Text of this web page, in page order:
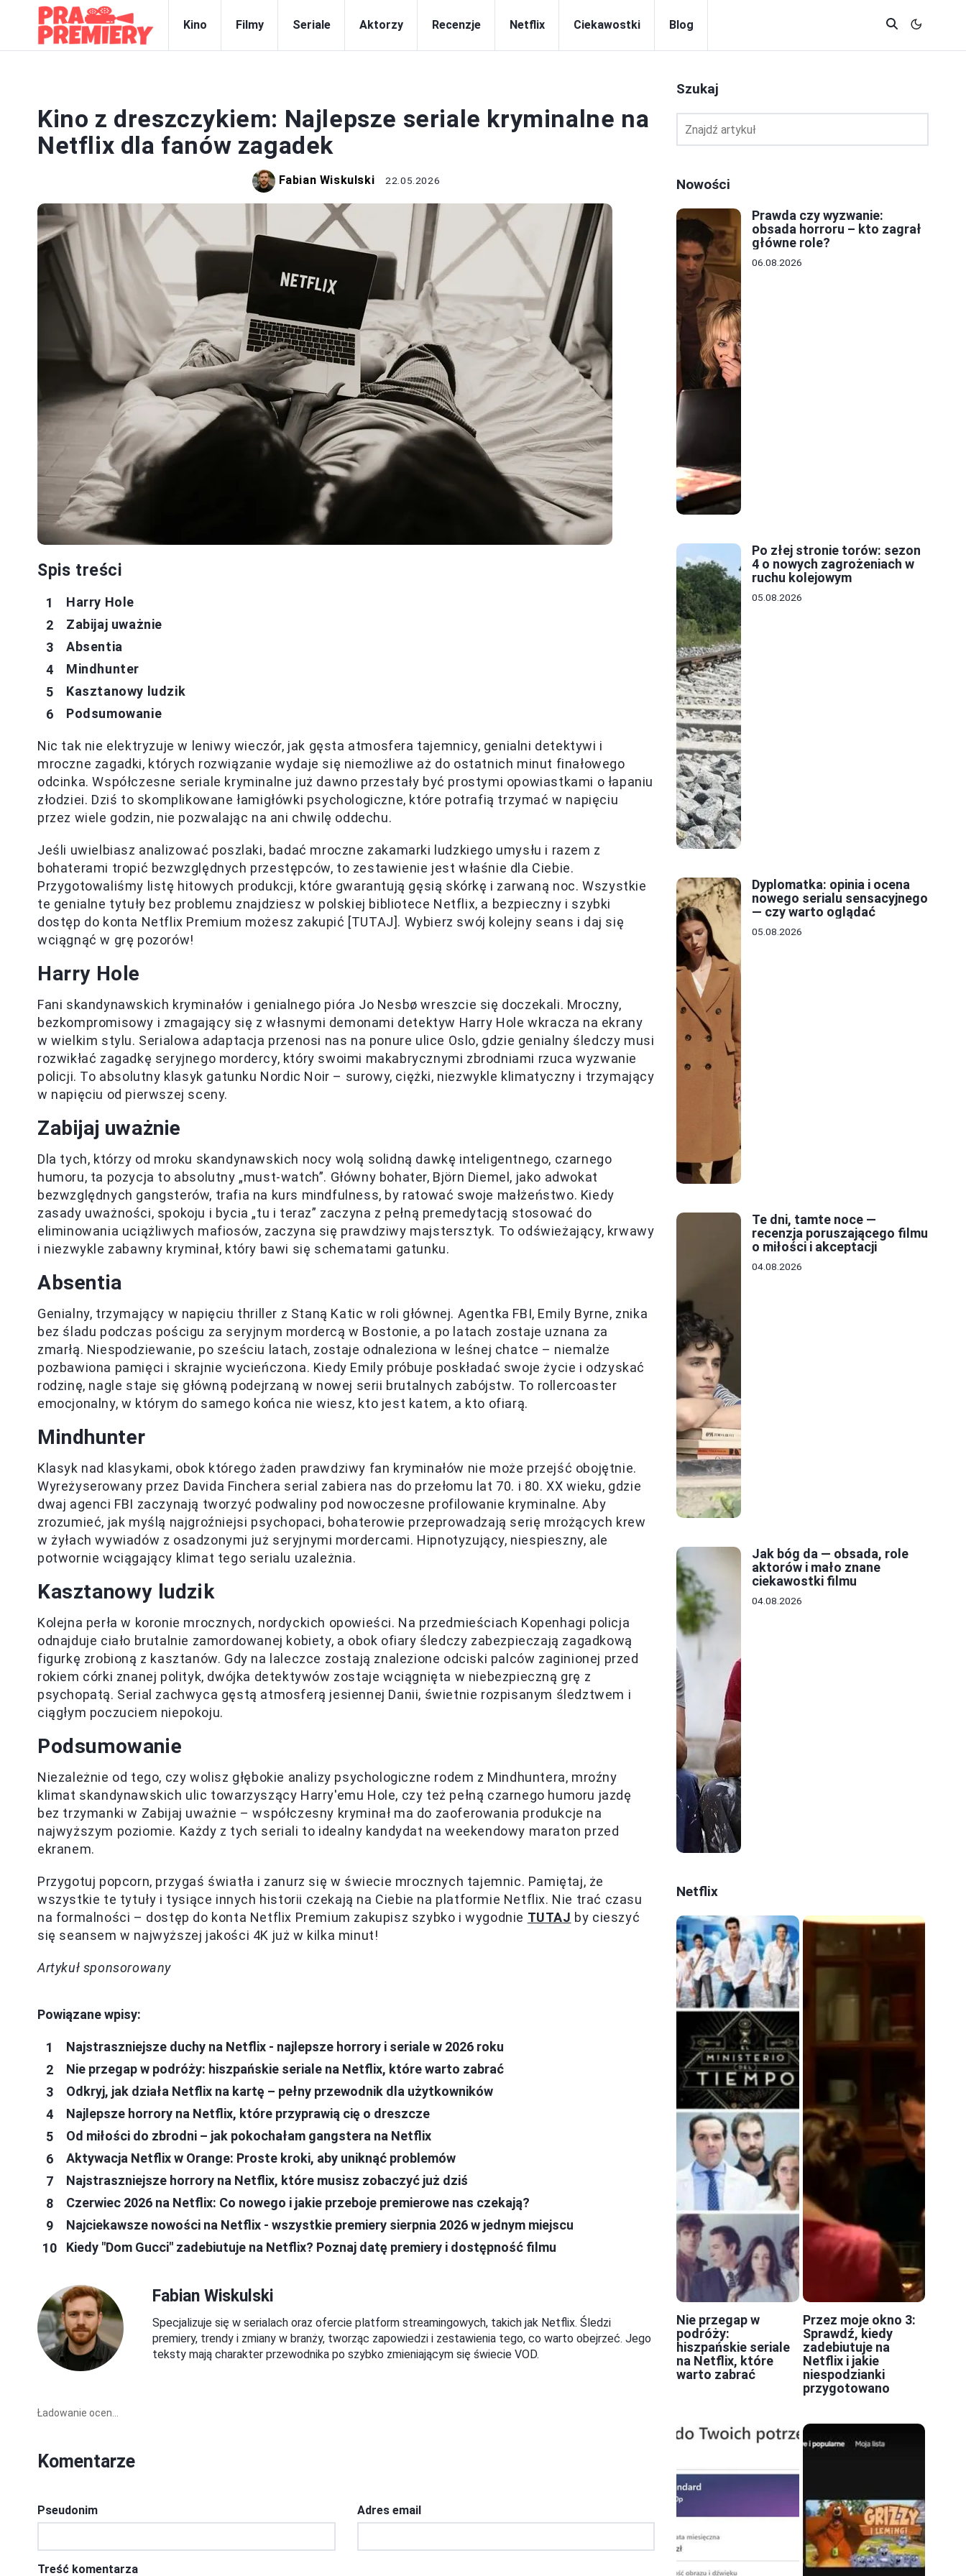
Kino Filmy Seriale Aktorzy Recenzje Netflix Ciekawostki Blog
Kino z dreszczykiem: Najlepsze seriale kryminalne na
Netflix dla fanów zagadek
Fabian Wiskulski 22.05.2026
Spis treści
Harry Hole
Zabijaj uważnie
Absentia
Mindhunter
Kasztanowy ludzik
Podsumowanie
Nic tak nie elektryzuje w leniwy wieczór, jak gęsta atmosfera tajemnicy, genialni detektywi i
mroczne zagadki, których rozwiązanie wydaje się niemożliwe aż do ostatnich minut finałowego
odcinka. Współczesne seriale kryminalne już dawno przestały być prostymi opowiastkami o łapaniu
złodziei. Dziś to skomplikowane łamigłówki psychologiczne, które potrafią trzymać w napięciu
przez wiele godzin, nie pozwalając na ani chwilę oddechu.
Jeśli uwielbiasz analizować poszlaki, badać mroczne zakamarki ludzkiego umysłu i razem z
bohaterami tropić bezwzględnych przestępców, to zestawienie jest właśnie dla Ciebie.
Przygotowaliśmy listę hitowych produkcji, które gwarantują gęsią skórkę i zarwaną noc. Wszystkie
te genialne tytuły bez problemu znajdziesz w polskiej bibliotece Netflix, a bezpieczny i szybki
dostęp do konta Netflix Premium możesz zakupić [TUTAJ]. Wybierz swój kolejny seans i daj się
wciągnąć w grę pozorów!
Harry Hole
Fani skandynawskich kryminałów i genialnego pióra Jo Nesbø wreszcie się doczekali. Mroczny,
bezkompromisowy i zmagający się z własnymi demonami detektyw Harry Hole wkracza na ekrany
w wielkim stylu. Serialowa adaptacja przenosi nas na ponure ulice Oslo, gdzie genialny śledczy musi
rozwikłać zagadkę seryjnego mordercy, który swoimi makabrycznymi zbrodniami rzuca wyzwanie
policji. To absolutny klasyk gatunku Nordic Noir – surowy, ciężki, niezwykle klimatyczny i trzymający
w napięciu od pierwszej sceny.
Zabijaj uważnie
Dla tych, którzy od mroku skandynawskich nocy wolą solidną dawkę inteligentnego, czarnego
humoru, ta pozycja to absolutny „must-watch”. Główny bohater, Björn Diemel, jako adwokat
bezwzględnych gangsterów, trafia na kurs mindfulness, by ratować swoje małżeństwo. Kiedy
zasady uważności, spokoju i bycia „tu i teraz” zaczyna z pełną premedytacją stosować do
eliminowania uciążliwych mafiosów, zaczyna się prawdziwy majstersztyk. To odświeżający, krwawy
i niezwykle zabawny kryminał, który bawi się schematami gatunku.
Absentia
Genialny, trzymający w napięciu thriller z Staną Katic w roli głównej. Agentka FBI, Emily Byrne, znika
bez śladu podczas pościgu za seryjnym mordercą w Bostonie, a po latach zostaje uznana za
zmarłą. Niespodziewanie, po sześciu latach, zostaje odnaleziona w leśnej chatce – niemalże
pozbawiona pamięci i skrajnie wycieńczona. Kiedy Emily próbuje poskładać swoje życie i odzyskać
rodzinę, nagle staje się główną podejrzaną w nowej serii brutalnych zabójstw. To rollercoaster
emocjonalny, w którym do samego końca nie wiesz, kto jest katem, a kto ofiarą.
Mindhunter
Klasyk nad klasykami, obok którego żaden prawdziwy fan kryminałów nie może przejść obojętnie.
Wyreżyserowany przez Davida Finchera serial zabiera nas do przełomu lat 70. i 80. XX wieku, gdzie
dwaj agenci FBI zaczynają tworzyć podwaliny pod nowoczesne profilowanie kryminalne. Aby
zrozumieć, jak myślą najgroźniejsi psychopaci, bohaterowie przeprowadzają serię mrożących krew
w żyłach wywiadów z osadzonymi już seryjnymi mordercami. Hipnotyzujący, niespieszny, ale
potwornie wciągający klimat tego serialu uzależnia.
Kasztanowy ludzik
Kolejna perła w koronie mrocznych, nordyckich opowieści. Na przedmieściach Kopenhagi policja
odnajduje ciało brutalnie zamordowanej kobiety, a obok ofiary śledczy zabezpieczają zagadkową
figurkę zrobioną z kasztanów. Gdy na laleczce zostają znalezione odciski palców zaginionej przed
rokiem córki znanej polityk, dwójka detektywów zostaje wciągnięta w niebezpieczną grę z
psychopatą. Serial zachwyca gęstą atmosferą jesiennej Danii, świetnie rozpisanym śledztwem i
ciągłym poczuciem niepokoju.
Podsumowanie
Niezależnie od tego, czy wolisz głębokie analizy psychologiczne rodem z Mindhuntera, mroźny
klimat skandynawskich ulic towarzyszący Harry'emu Hole, czy też pełną czarnego humoru jazdę
bez trzymanki w Zabijaj uważnie – współczesny kryminał ma do zaoferowania produkcje na
najwyższym poziomie. Każdy z tych seriali to idealny kandydat na weekendowy maraton przed
ekranem.
Przygotuj popcorn, przygaś światła i zanurz się w świecie mrocznych tajemnic. Pamiętaj, że
wszystkie te tytuły i tysiące innych historii czekają na Ciebie na platformie Netflix. Nie trać czasu
na formalności – dostęp do konta Netflix Premium zakupisz szybko i wygodnie TUTAJ by cieszyć
się seansem w najwyższej jakości 4K już w kilka minut!
Artykuł sponsorowany
Powiązane wpisy:
Najstraszniejsze duchy na Netflix - najlepsze horrory i seriale w 2026 roku
Nie przegap w podróży: hiszpańskie seriale na Netflix, które warto zabrać
Odkryj, jak działa Netflix na kartę – pełny przewodnik dla użytkowników
Najlepsze horrory na Netflix, które przyprawią cię o dreszcze
Od miłości do zbrodni – jak pokochałam gangstera na Netflix
Aktywacja Netflix w Orange: Proste kroki, aby uniknąć problemów
Najstraszniejsze horrory na Netflix, które musisz zobaczyć już dziś
Czerwiec 2026 na Netflix: Co nowego i jakie przeboje premierowe nas czekają?
Najciekawsze nowości na Netflix - wszystkie premiery sierpnia 2026 w jednym miejscu
Kiedy "Dom Gucci" zadebiutuje na Netflix? Poznaj datę premiery i dostępność filmu
Fabian Wiskulski
Specjalizuje się w serialach oraz ofercie platform streamingowych, takich jak Netflix. Śledzi
premiery, trendy i zmiany w branży, tworząc zapowiedzi i zestawienia tego, co warto obejrzeć. Jego
teksty mają charakter przewodnika po szybko zmieniającym się świecie VOD.
Ładowanie ocen...
Komentarze
Pseudonim Adres email
Treść komentarza
Szukaj
Nowości
Prawda czy wyzwanie:
obsada horroru – kto zagrał
główne role?
06.08.2026
Po złej stronie torów: sezon
4 o nowych zagrożeniach w
ruchu kolejowym
05.08.2026
Dyplomatka: opinia i ocena
nowego serialu sensacyjnego
— czy warto oglądać
05.08.2026
Te dni, tamte noce —
recenzja poruszającego filmu
o miłości i akceptacji
04.08.2026
Jak bóg da — obsada, role
aktorów i mało znane
ciekawostki filmu
04.08.2026
Netflix
Nie przegap w
podróży:
hiszpańskie seriale
na Netflix, które
warto zabrać
Przez moje okno 3:
Sprawdź, kiedy
zadebiutuje na
Netflix i jakie
niespodzianki
przygotowano